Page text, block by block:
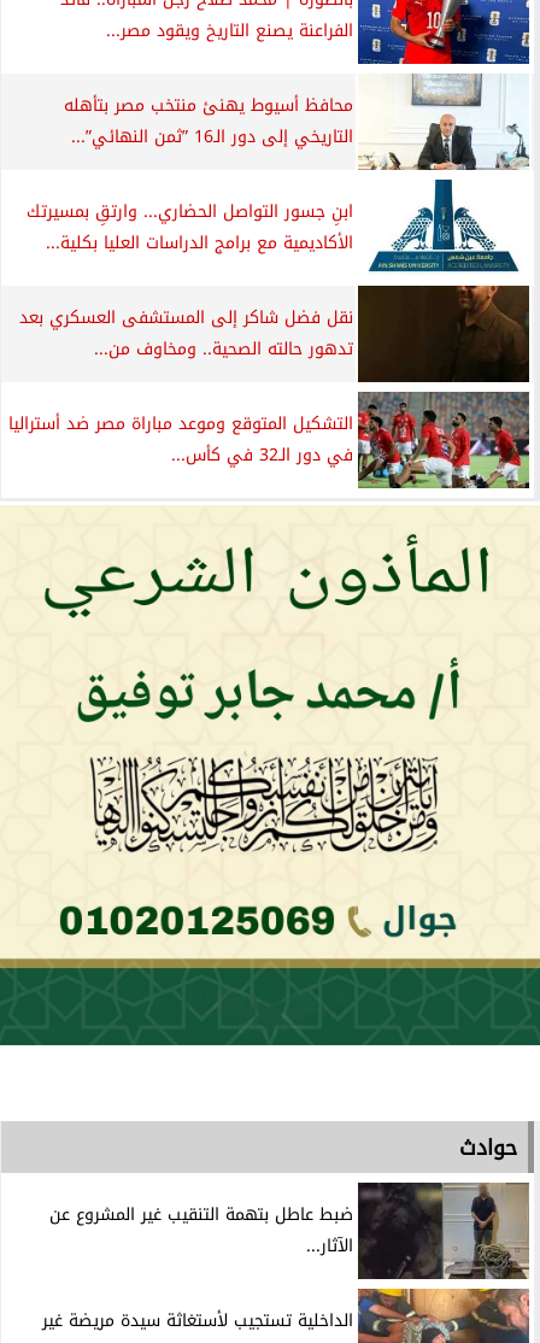
الفراعنة يصنع التاريخ ويقود مصر...
محافظ أسيوط يهنئ منتخب مصر بتأهله
التاريخي إلى دور الـ16 ”ثمن النهائي”...
ابنِ جسور التواصل الحضاري... وارتقِ بمسيرتك
الأكاديمية مع برامج الدراسات العليا بكلية...
نقل فضل شاكر إلى المستشفى العسكري بعد
تدهور حالته الصحية.. ومخاوف من...
التشكيل المتوقع وموعد مباراة مصر ضد أستراليا
في دور الـ32 في كأس...
حوادث
ضبط عاطل بتهمة التنقيب غير المشروع عن
الآثار...
الداخلية تستجيب لأستغاثة سيدة مريضة غير